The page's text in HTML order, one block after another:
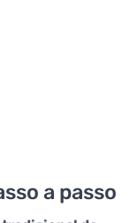
a passo